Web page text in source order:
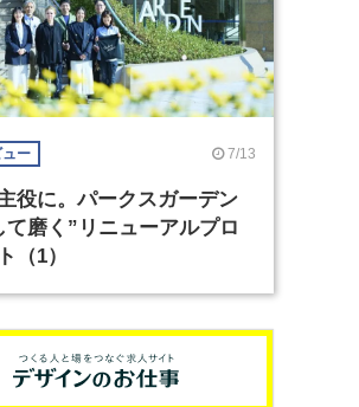
ー 7/13
役に。パークスガーデン
て磨く”リニューアルプロ
（1）